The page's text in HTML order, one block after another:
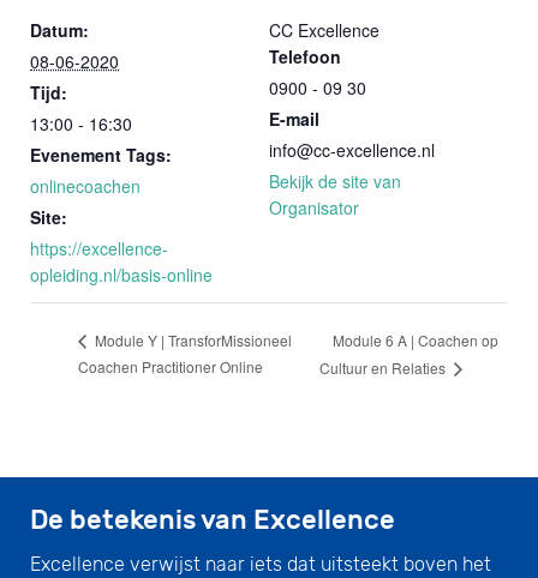
Datum:
08-06-2020
Tijd:
13:00 - 16:30
Evenement Tags:
onlinecoachen
Site:
https://excellence-
opleiding.nl/basis-online
CC Excellence
Telefoon
0900 - 09 30
E-mail
info@cc-excellence.nl
Bekijk de site van
Organisator
Module Y | TransforMissioneel
Coachen Practitioner Online
Module 6 A | Coachen op
Cultuur en Relaties
De betekenis van Excellence
Excellence verwijst naar iets dat uitsteekt boven het